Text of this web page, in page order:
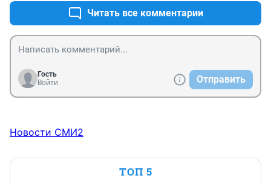
Читать все комментарии
Гость
Войти
Отправить
Новости СМИ2
ТОП 5